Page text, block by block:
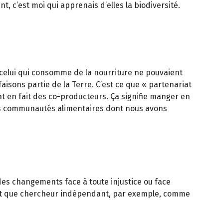
c’est moi qui apprenais d’elles la biodiversité.
qui consomme de la nourriture ne pouvaient
partie de la Terre. C’est ce que « partenariat
en fait des co-producteurs. Ça signifie manger en
communautés alimentaires dont nous avons
changements face à toute injustice ou face
que chercheur indépendant, par exemple, comme